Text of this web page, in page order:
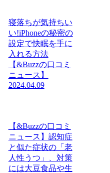
寝落ちが気持ちい
い!iPhoneの秘密の
設定で快眠を手に
入れる方法
【&Buzzの口コミ
ニュース】
2024.04.09
【&Buzzの口コミ
ニュース】認知症
と似た症状の「老
人性うつ」、対策
には大豆食品や生